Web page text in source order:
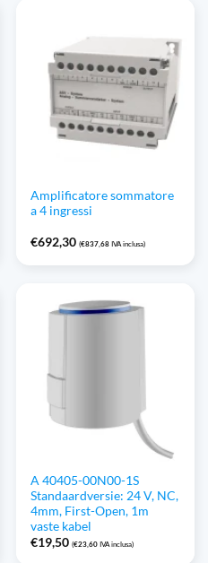
Amplificatore sommatore
a 4 ingressi
€692,30 (€837,68 IVA inclusa)
A 40405-00N00-1S
Standaardversie: 24 V, NC,
4mm, First-Open, 1m
vaste kabel
€19,50 (€23,60 IVA inclusa)